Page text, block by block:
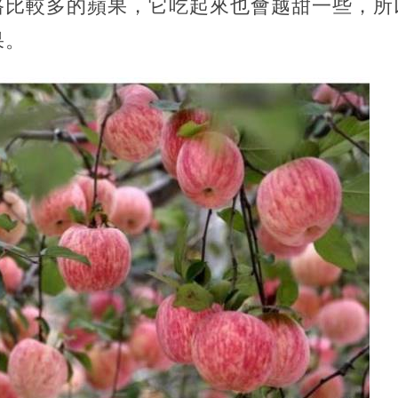
較多的蘋果，它吃起來也會越甜一些，